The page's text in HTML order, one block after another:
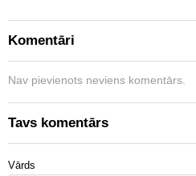
Komentāri
Nav pievienots neviens komentārs.
Tavs komentārs
Vārds